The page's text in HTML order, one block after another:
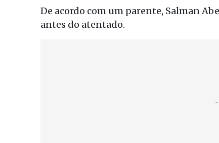
De acordo com um parente, Salman
antes do atentado.